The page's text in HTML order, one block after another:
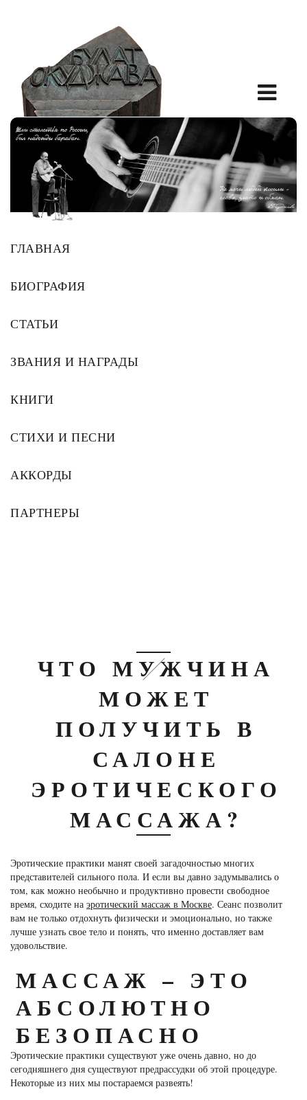
ГЛАВНАЯ
БИОГРАФИЯ
СТАТЬИ
ЗВАНИЯ И НАГРАДЫ
КНИГИ
СТИХИ И ПЕСНИ
АККОРДЫ
ПАРТНЕРЫ
ЧТО МУЖЧИНА
МОЖЕТ
ПОЛУЧИТЬ В
САЛОНЕ
ЭРОТИЧЕСКОГО
МАССАЖА?
Эротические практики манят своей загадочностью многих
представителей сильного пола. И если вы давно задумывались о
том, как можно необычно и продуктивно провести свободное
время, сходите на эротический массаж в Москве. Сеанс позволит
вам не только отдохнуть физически и эмоционально, но также
лучше узнать свое тело и понять, что именно доставляет вам
удовольствие.
МАССАЖ – ЭТО
АБСОЛЮТНО
БЕЗОПАСНО
Эротические практики существуют уже очень давно, но до
сегодняшнего дня существуют предрассудки об этой процедуре.
Некоторые из них мы постараемся развеять!